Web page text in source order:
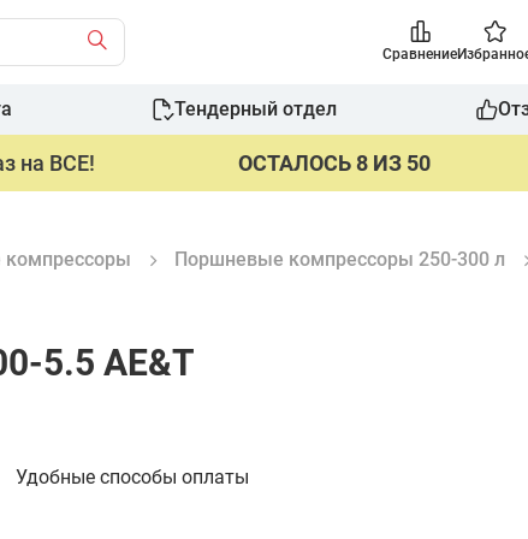
Сравнение
Тендерный отдел
на ВСЕ! ОСТАЛОСЬ 8 ИЗ 50
Поршневые компрессоры 250-300 л
5.5 AE&T
Удобные способы оплаты